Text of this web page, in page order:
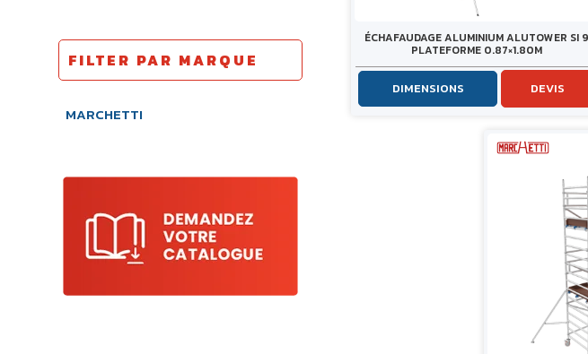
FILTER PAR MARQUE
MARCHETTI
ÉCHAFAUDAGE ALUMINIUM ALUTOWER SI 9
PLATEFORME 0.87×1.80M
DIMENSIONS DEVIS